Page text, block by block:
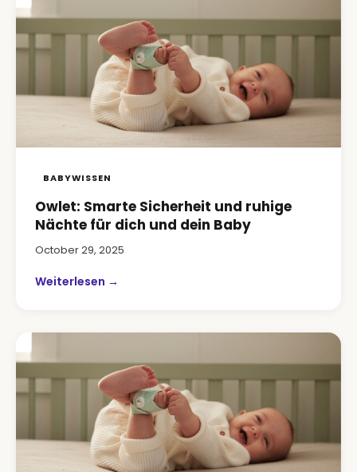
BABYWISSEN
Owlet: Smarte Sicherheit und ruhige
Nächte für dich und dein Baby
October 29, 2025
Weiterlesen →